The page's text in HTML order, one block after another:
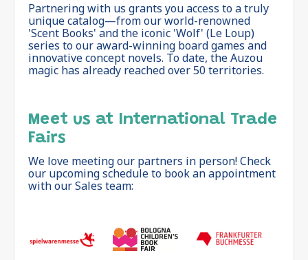
Partnering with us grants you access to a truly
unique catalog—from our world-renowned
'Scent Books' and the iconic 'Wolf' (Le Loup)
series to our award-winning board games and
innovative concept novels. To date, the Auzou
magic has already reached over 50 territories.
Meet us at International Trade
Fairs
We love meeting our partners in person! Check
our upcoming schedule to book an appointment
with our Sales team: